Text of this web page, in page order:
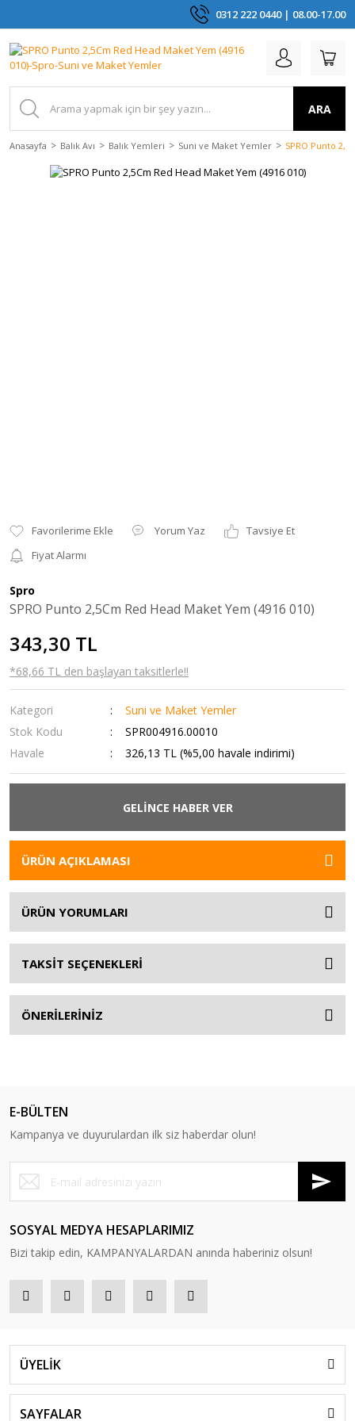
0312 222 0440 | 08.00-17.00
ARA
Anasayfa Balık Avı Balık Yemleri Suni ve Maket Yemler SPRO Punto
Yorum Yaz
Tavsiye Et
Fiyat Alarmı
Spro
SPRO Punto 2,5Cm Red Head Maket Yem (4916 010)
343,30 TL
*68,66 TL den başlayan taksitlerle!!
Kategori
Suni ve Maket Yemler
Stok Kodu
SPR004916.00010
Havale
326,13 TL (%5,00 havale indirimi)
GELİNCE HABER VER
ÜRÜN AÇIKLAMASI
ÜRÜN YORUMLARI
TAKSİT SEÇENEKLERİ
ÖNERİLERİNİZ
E-BÜLTEN
Kampanya ve duyurulardan ilk siz haberdar olun!
SOSYAL MEDYA HESAPLARIMIZ
Bizi takip edin, KAMPANYALARDAN anında haberiniz olsun!
ÜYELİK
SAYFALAR